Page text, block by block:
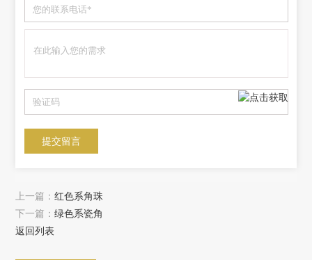
上一篇：红色系角珠
返回列表
下一篇：绿色系瓷角